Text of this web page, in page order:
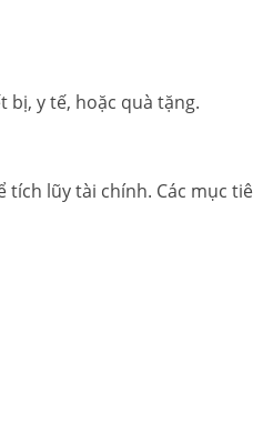
y tế, hoặc quà tặng.
lũy tài chính. Các mục